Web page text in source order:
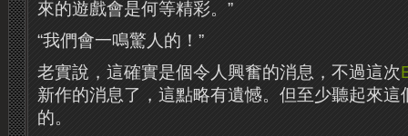
來的遊戲會是何等精彩。”
“我們會一鳴驚人的！”
老實說，這確實是個令人興奮的消息，不過這次
新作的消息了，這點略有遺憾。但至少聽起來
的。